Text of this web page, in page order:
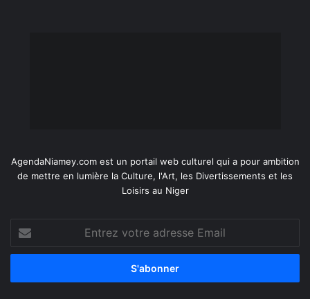
AgendaNiamey.com est un portail web culturel qui a pour ambition
de mettre en lumière la Culture, l'Art, les Divertissements et les
Loisirs au Niger
votre
adresse